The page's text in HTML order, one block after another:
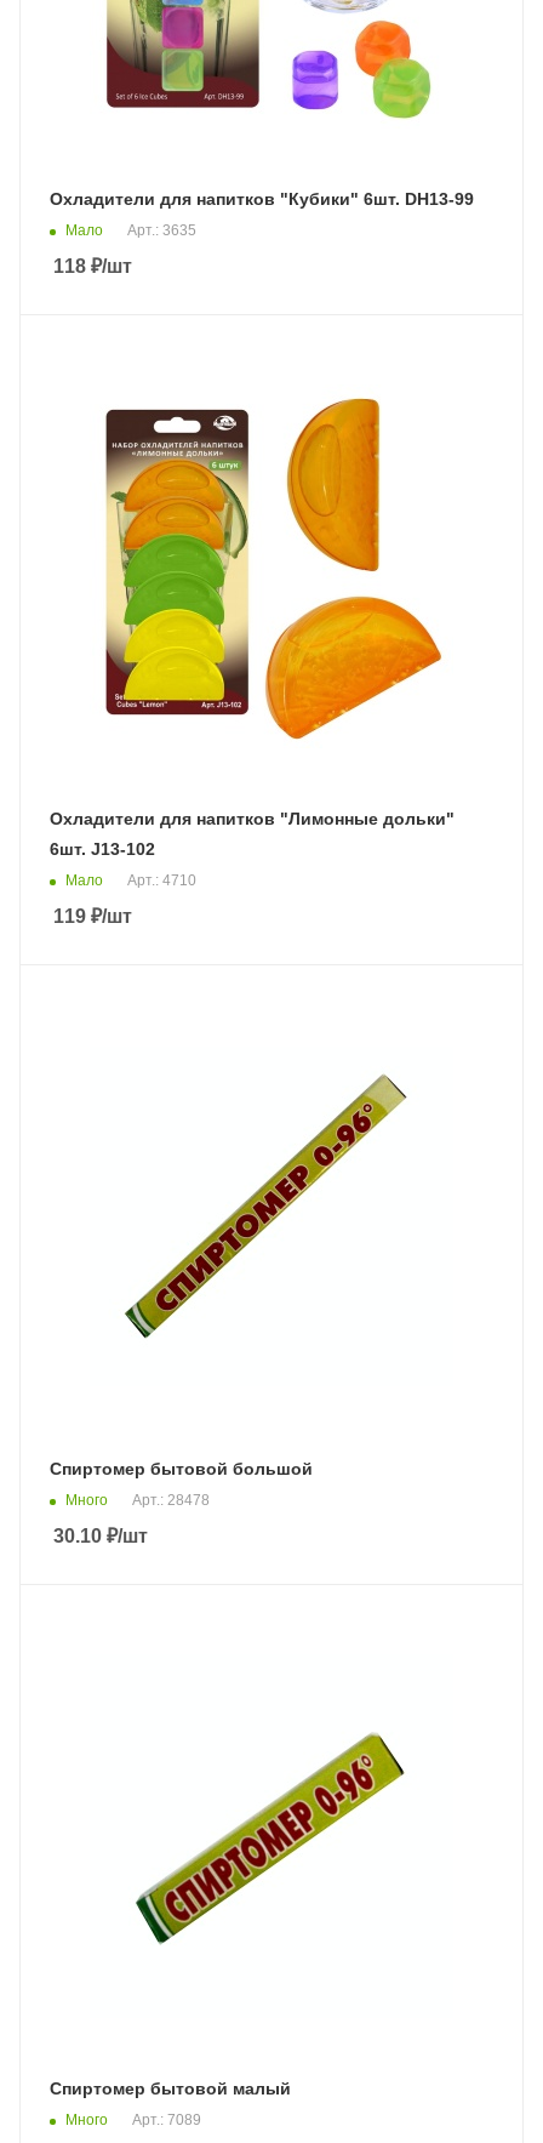
Охладители для напитков "Кубики" 6шт. DH13-99
Мало Арт.: 3635
118 ₽/шт
Охладители для напитков "Лимонные дольки"
6шт. J13-102
Мало Арт.: 4710
119 ₽/шт
Спиртомер бытовой большой
Много Арт.: 28478
30.10 ₽/шт
Спиртомер бытовой малый
Много Арт.: 7089